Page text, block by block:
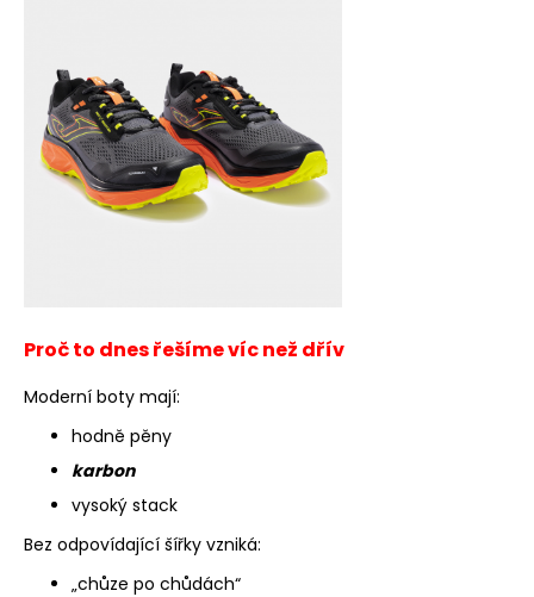
Proč to dnes řešíme víc než dřív
Moderní boty mají:
hodně pěny
karbon
vysoký stack
Bez odpovídající šířky vzniká:
„chůze po chůdách“